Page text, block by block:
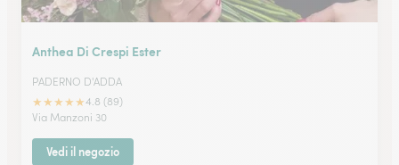
Anthea Di Crespi Ester
PADERNO D'ADDA
★★★★★4.8 (89)
Via Manzoni 30
Vedi il negozio